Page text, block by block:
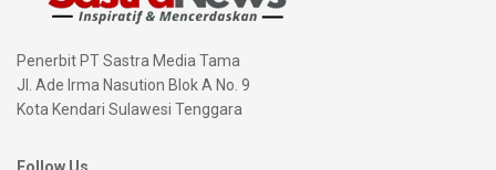
Penerbit PT Sastra Media Tama
Jl. Ade Irma Nasution Blok A No. 9
Kota Kendari Sulawesi Tenggara